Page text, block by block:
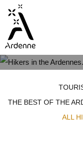
main
content
THE BEST OF THE
ALL